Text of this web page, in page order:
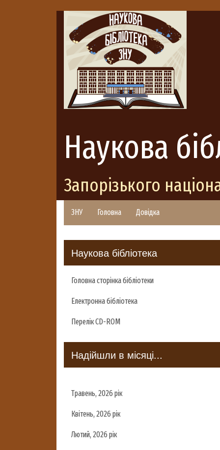
Наукова
Запорізького
ЗНУ Головна Довідка
Наукова бібліотека
Головна сторінка бібліотеки
Електронна бібліотека
Перелік CD-ROM
Надійшли в місяці...
Травень, 2026 рік
Квітень, 2026 рік
Лютий, 2026 рік